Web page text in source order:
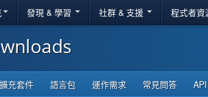
發現 & 學習 社群 & 支援 程式者資
擴充套件 語言包 運作需求 常見問答